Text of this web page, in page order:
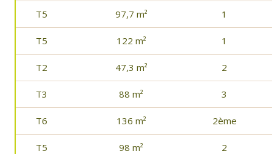
T5 97,7 m² 1
T5 122 m² 1
T2 47,3 m² 2
T3 88 m² 3
T6 136 m² 2ème
T5 98 m² 2